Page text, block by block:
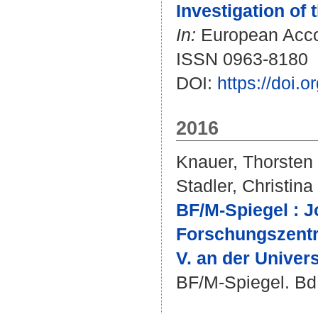
Investigation of
In: European
ISSN 0963-8180
DOI: https://
2016
Knauer, Thorsten
Stadler, Christina
BF/M-Spiegel :
V. an der
BF/M-Spiegel.